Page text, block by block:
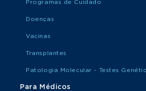
Programas de Cuidado
Doenças
Vacinas
Transplantes
Patologia Molecular - Testes
Para Médicos